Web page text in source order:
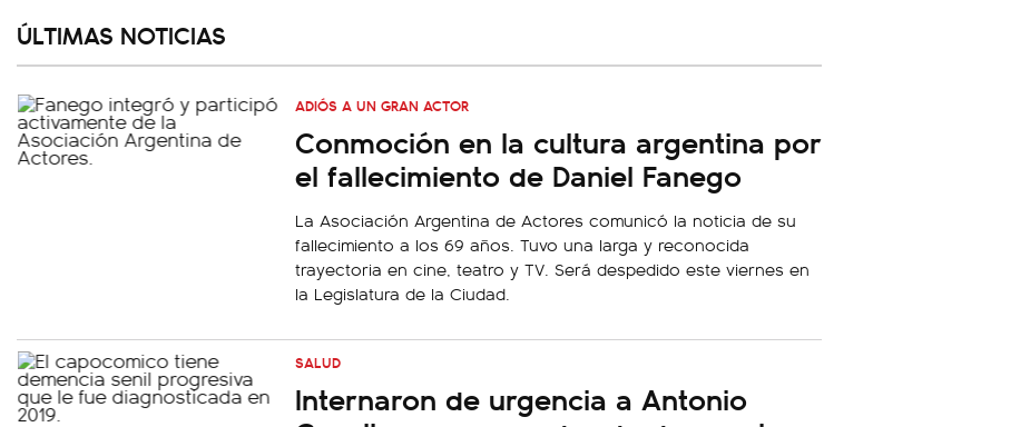
ÚLTIMAS NOTICIAS
ADIÓS A UN GRAN ACTOR
Conmoción en la cultura argentina por
el fallecimiento de Daniel Fanego
La Asociación Argentina de Actores comunicó la noticia de su
fallecimiento a los 69 años. Tuvo una larga y reconocida
trayectoria en cine, teatro y TV. Será despedido este viernes en
la Legislatura de la Ciudad.
SALUD
Internaron de urgencia a Antonio